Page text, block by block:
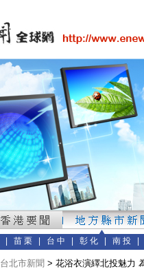
苗栗 台中 彰化 南投
台北市新聞 > 花浴衣演繹北投魅力